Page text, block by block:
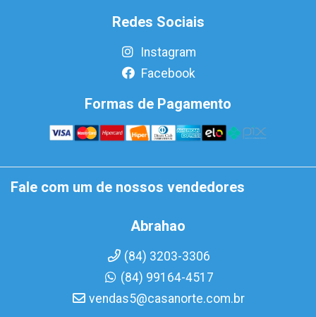
Redes Sociais
Instagram
Facebook
Formas de Pagamento
Fale com um de nossos vendedores
Abrahao
(84) 3203-3306
(84) 99164-4517
vendas5@casanorte.com.br